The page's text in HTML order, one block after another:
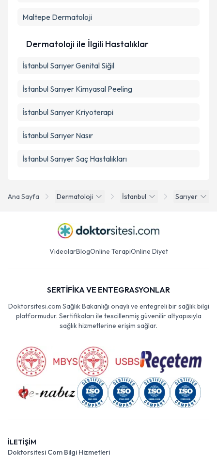
Ana Sayfa Dermatoloji İstanbul Sarıyer
Maltepe Dermatoloji
Dermatoloji ile İlgili Hastalıklar
İstanbul Sarıyer Genital Siğil
İstanbul Sarıyer Kimyasal Peeling
İstanbul Sarıyer Kriyoterapi
İstanbul Sarıyer Nasır
İstanbul Sarıyer Saç Hastalıkları
VideolarBlogOnline TerapiOnline Diyet
SERTİFİKA VE ENTEGRASYONLAR
Doktorsitesi.com Sağlık Bakanlığı onaylı ve entegreli bir sağlık bilgi
platformudur. Sertifikaları ile tescillenmiş güvenilir altyapısıyla
sağlık hizmetlerine erişim sağlar.
İLETİŞİM
Doktorsitesi Com Bilgi Hizmetleri